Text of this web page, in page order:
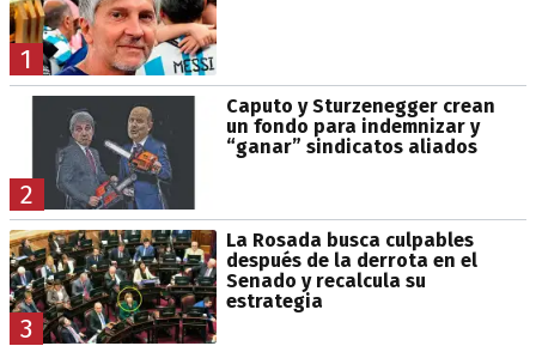
1
2
Caputo y Sturzenegger crean
un fondo para indemnizar y
“ganar” sindicatos aliados
3
La Rosada busca culpables
después de la derrota en el
Senado y recalcula su
estrategia